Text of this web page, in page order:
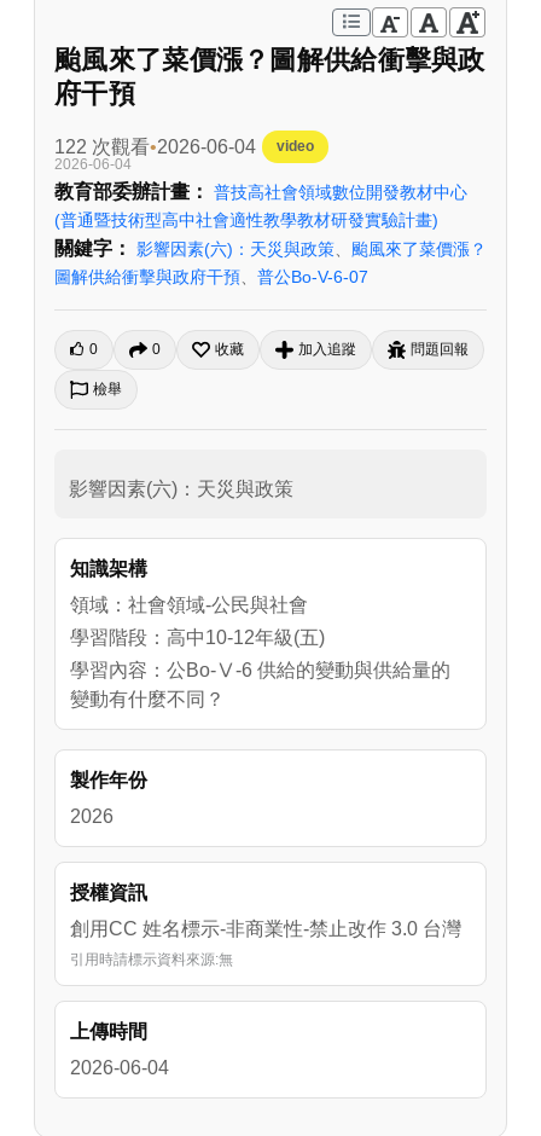
颱風來了菜價漲？圖解供給衝擊與政
府干預
122 次觀看 2026-06-04
video
2026-06-04
教育部委辦計畫：
普技高社會領域數位開發教材中心
(普通暨技術型高中社會適性教學教材研發實驗計畫)
關鍵字： 影響因素(六)：天災與政策
颱風來了菜價漲？
圖解供給衝擊與政府干預
普公Bo-V-6-07
0 0 收藏 加入追蹤 問題回報
檢舉
影響因素(六)：天災與政策
知識架構
領域：社會領域-公民與社會
學習階段：高中10-12年級(五)
學習內容：公Bo-Ⅴ-6 供給的變動與供給量的
變動有什麼不同？
製作年份
2026
授權資訊
創用CC 姓名標示-非商業性-禁止改作 3.0 台灣
引用時請標示資料來源:無
上傳時間
2026-06-04